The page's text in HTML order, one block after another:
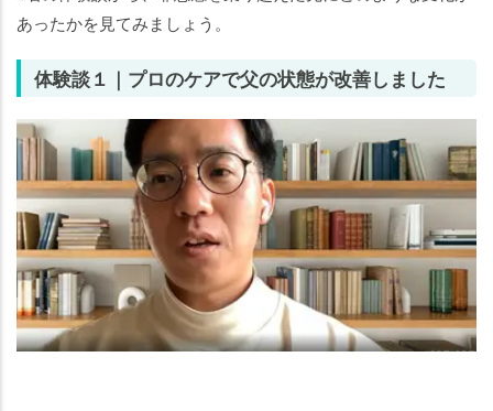
あったかを見てみましょう。
体験談１｜プロのケアで父の状態が改善しました